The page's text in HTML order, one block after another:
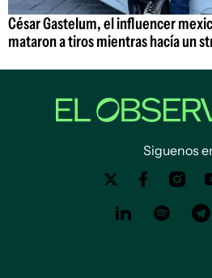
César Gastelum, el influencer
mataron a tiros mientras hacía un
Siguenos